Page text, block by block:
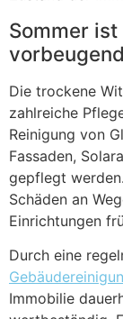
Sommer
Die trockene
zahlreiche
Reinigung von
Fassaden,
gepflegt
Schäden an
Einrichtungen
Durch eine
Immobilie